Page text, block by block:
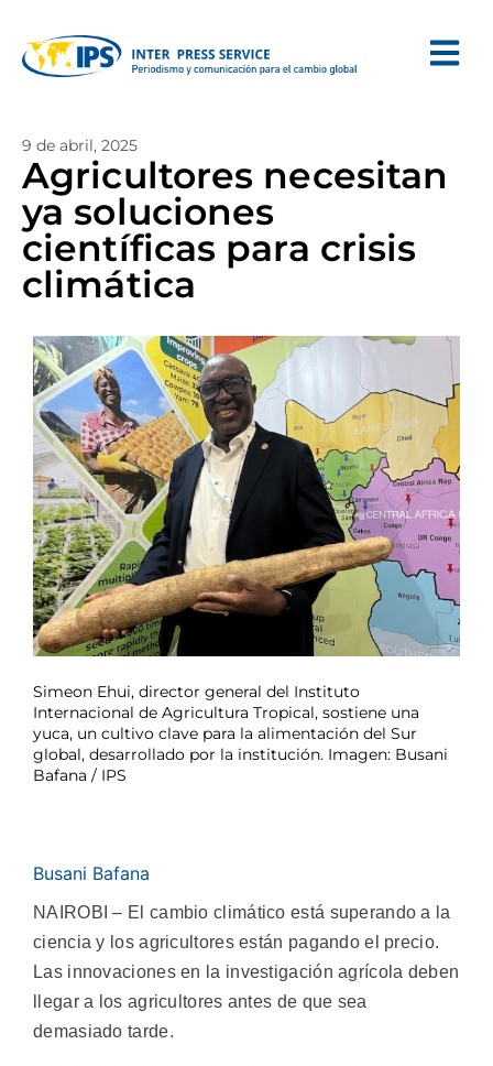
9 de abril, 2025
Agricultores necesitan
ya soluciones
científicas para crisis
climática
Simeon Ehui, director general del Instituto
Internacional de Agricultura Tropical, sostiene una
yuca, un cultivo clave para la alimentación del Sur
global, desarrollado por la institución. Imagen: Busani
Bafana / IPS
Busani Bafana
NAIROBI – El cambio climático está superando a la
ciencia y los agricultores están pagando el precio.
Las innovaciones en la investigación agrícola deben
llegar a los agricultores antes de que sea
demasiado tarde.